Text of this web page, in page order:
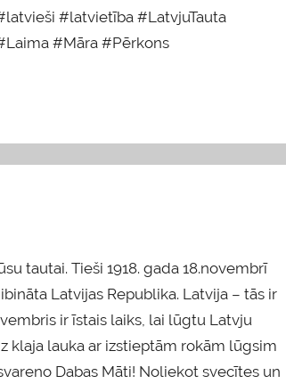
#latvietība #LatvjuTauta
#Māra #Pērkons
tautai. Tieši 1918. gada 18.novembrī
Latvijas Republika. Latvija – tās ir
ir īstais laiks, lai lūgtu Latvju
klaja lauka ar izstieptām rokām lūgsim
Dabas Māti! Noliekot svecītes un